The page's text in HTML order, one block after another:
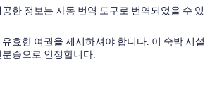
한 정보는 자동 번역 도구로 번역되었을 수 있
효한 여권을 제시하셔야 합니다. 이 숙박 시설
증으로 인정합니다.